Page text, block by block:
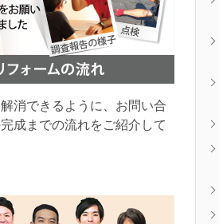
消できるように、お問い合
成までの流れをご紹介して